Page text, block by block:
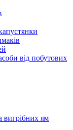
від побутових
вигрібних ям